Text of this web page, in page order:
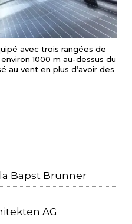
avec trois rangées de
1000 m au-dessus du
au vent en plus d’avoir des
Bapst Brunner
AG